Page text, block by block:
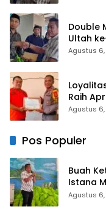
Double
Ultah
Berbagi
Agustus
Raih
42
Agustus
Pos Populer
Buah
Istana
Paket
Agustus